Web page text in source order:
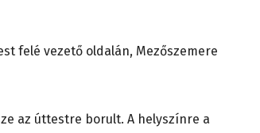
felé vezető oldalán, Mezőszemere
az úttestre borult. A helyszínre a